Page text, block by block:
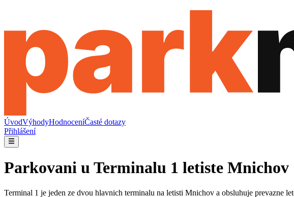
ÚvodVýhodyHodnoceníČasté dotazy
Přihlášení
Parkovani u Terminalu 1 letiste Mnichov
Terminal 1 je jeden ze dvou hlavnich terminalu na letisti Mnichov a obsluhuje prevazne